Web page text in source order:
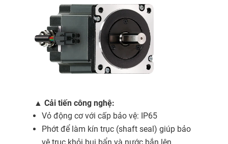
▲ Cải tiến công nghệ:
Vỏ động cơ với cấp bảo vệ: IP65
Phớt để làm kín trục (shaft seal) giúp bảo